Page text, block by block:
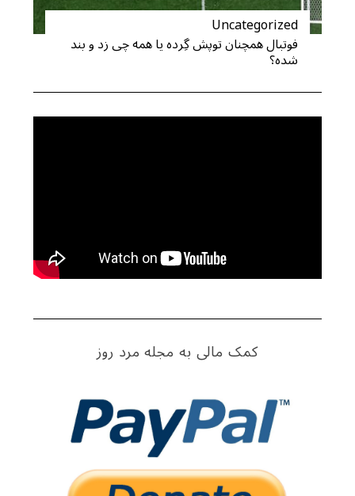
Uncategorized
فوتبال همچنان توپش گِرده یا همه چی زد و بند
شده؟
کمک مالی به مجله مرد روز